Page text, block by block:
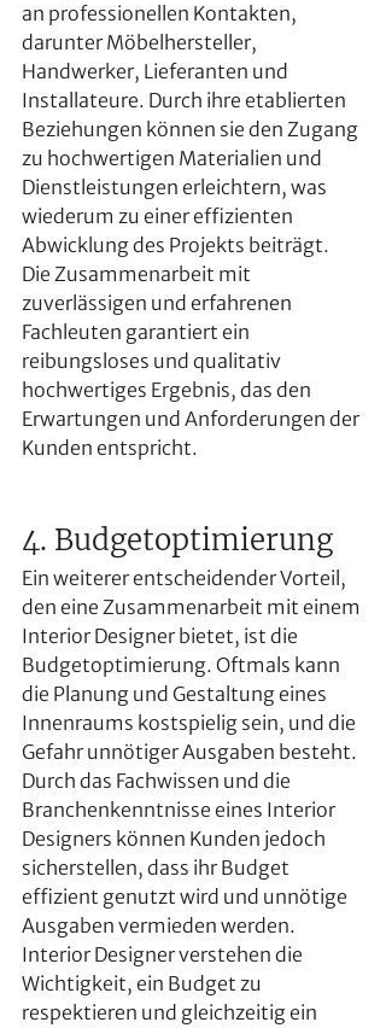
an professionellen Kontakten,
darunter Möbelhersteller,
Handwerker, Lieferanten und
Installateure. Durch ihre etablierten
Beziehungen können sie den Zugang
zu hochwertigen Materialien und
Dienstleistungen erleichtern, was
wiederum zu einer effizienten
Abwicklung des Projekts beiträgt.
Die Zusammenarbeit mit
zuverlässigen und erfahrenen
Fachleuten garantiert ein
reibungsloses und qualitativ
hochwertiges Ergebnis, das den
Erwartungen und Anforderungen der
Kunden entspricht.
4. Budgetoptimierung
Ein weiterer entscheidender Vorteil,
den eine Zusammenarbeit mit einem
Interior Designer bietet, ist die
Budgetoptimierung. Oftmals kann
die Planung und Gestaltung eines
Innenraums kostspielig sein, und die
Gefahr unnötiger Ausgaben besteht.
Durch das Fachwissen und die
Branchenkenntnisse eines Interior
Designers können Kunden jedoch
sicherstellen, dass ihr Budget
effizient genutzt wird und unnötige
Ausgaben vermieden werden.
Interior Designer verstehen die
Wichtigkeit, ein Budget zu
respektieren und gleichzeitig ein